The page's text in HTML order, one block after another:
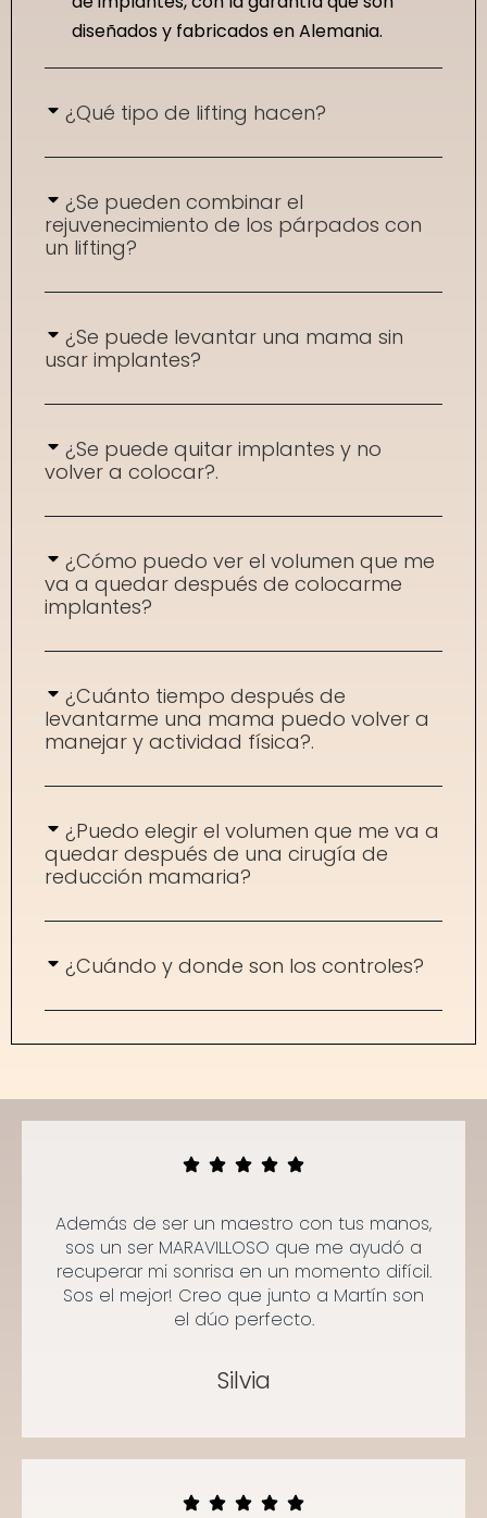
diseñados y fabricados en Alemania.
¿Qué tipo de lifting hacen?
¿Se pueden combinar el
rejuvenecimiento de los párpados con
un lifting?
¿Se puede levantar una mama sin
usar implantes?
¿Se puede quitar implantes y no
volver a colocar?.
¿Cómo puedo ver el volumen que me
va a quedar después de colocarme
implantes?
¿Cuánto tiempo después de
levantarme una mama puedo volver a
manejar y actividad física?.
¿Puedo elegir el volumen que me va a
quedar después de una cirugía de
reducción mamaria?
¿Cuándo y donde son los controles?
Además de ser un maestro con tus manos,
sos un ser MARAVILLOSO que me ayudó a
recuperar mi sonrisa en un momento difícil.
Sos el mejor! Creo que junto a Martín son
el dúo perfecto.
Silvia